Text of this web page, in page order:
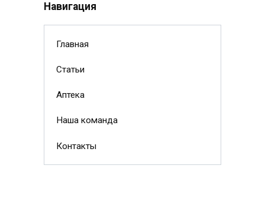
Навигация
Главная
Статьи
Аптека
Наша команда
Контакты